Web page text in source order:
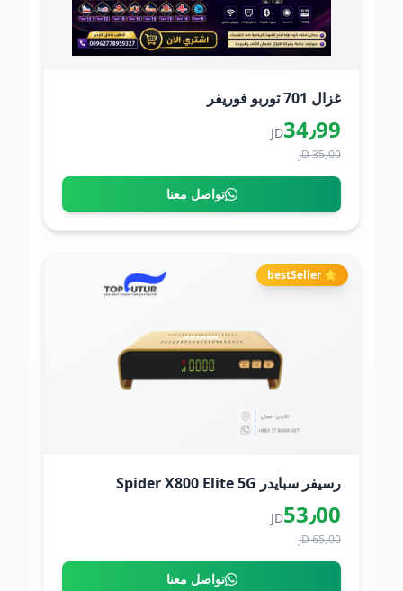
غزال 701 توربو فوريفر
34٫99JD
35٫00 JD
تواصل معنا
⭐ bestSeller
رسيفر سبايدر Spider X800 Elite 5G
53٫00JD
65٫00 JD
تواصل معنا